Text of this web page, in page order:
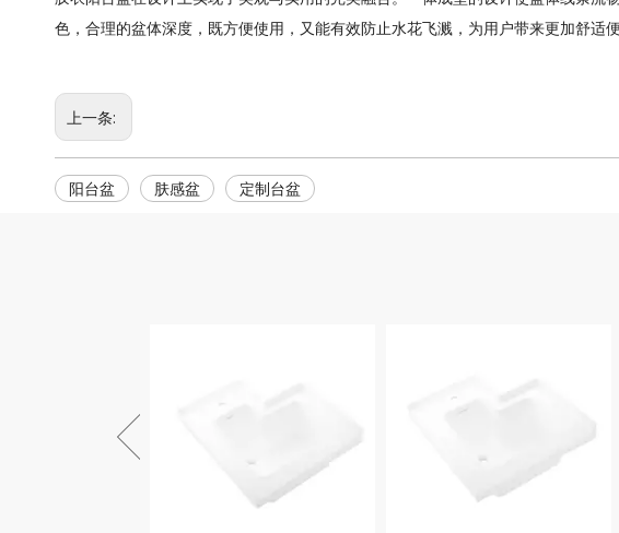
色，合理的盆体深度，既方便使用，又能有效防止水花飞溅，为用户带来更加舒适便
上一条:
阳台盆 肤感盆 定制台盆